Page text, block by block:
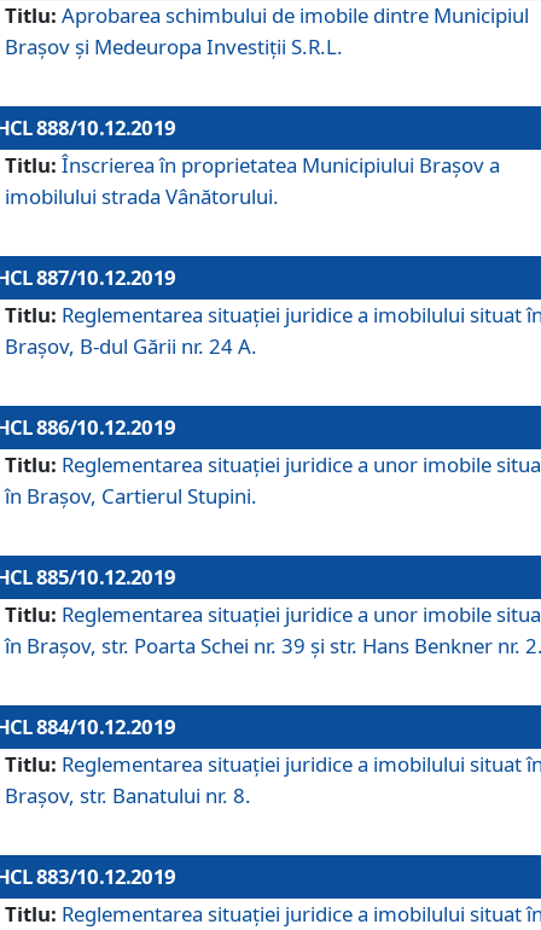
Titlu: Aprobarea schimbului de imobile dintre Municipiul
Brașov și Medeuropa Investiții S.R.L.
888/10.12.2019
Titlu: Înscrierea în proprietatea Municipiului Braşov a
imobilului strada Vânătorului.
887/10.12.2019
Titlu: Reglementarea situației juridice a imobilului situat
Brașov, B-dul Gării nr. 24 A.
886/10.12.2019
Titlu: Reglementarea situaţiei juridice a unor imobile
în Braşov, Cartierul Stupini.
885/10.12.2019
Titlu: Reglementarea situației juridice a unor imobile
în Brașov, str. Poarta Schei nr. 39 și str. Hans Benkner nr.
884/10.12.2019
Titlu: Reglementarea situației juridice a imobilului situat
Brașov, str. Banatului nr. 8.
883/10.12.2019
Titlu: Reglementarea situației juridice a imobilului situat